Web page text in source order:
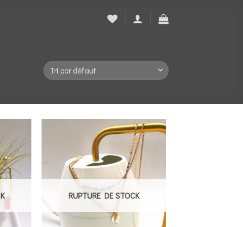
Ajouter
à la
liste de
souhaits
Ajouter
liste de
souhaits
RUPTURE DE STOCK